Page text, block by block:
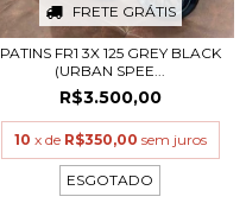
FRETE GRÁTIS
PATINS FR1 3X 125 GREY BLACK
(URBAN SPEE...
R$3.500,00
10 x de R$350,00 sem juros
ESGOTADO